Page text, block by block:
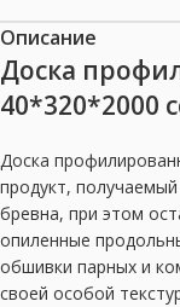
Описание
Доска
40*320*2000
Доска
продукт,
бревна, при этом
опиленные
обшивки парных и
своей особой